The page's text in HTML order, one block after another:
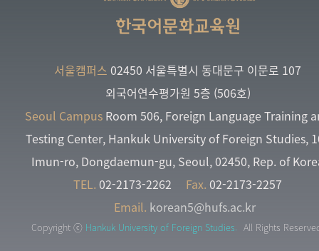
한국어문화교육원
서울캠퍼스 02450 서울특별시 동대문구 이문로 107
외국어연수평가원 5층 (506호)
Seoul Campus Room 506, Foreign Language Training
Testing Center, Hankuk University of Foreign Studies,
Imun-ro, Dongdaemun-gu, Seoul, 02450, Rep. of
TEL. 02-2173-2262 Fax. 02-2173-2257
Email. korean5@hufs.ac.kr
Copyright ⓒ Hankuk University of Foreign Studies. All Rights